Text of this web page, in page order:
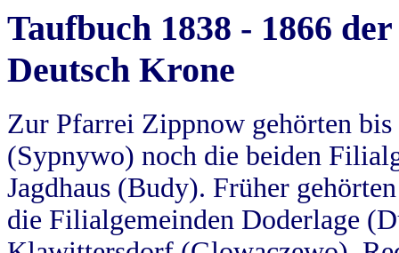
Taufbuch 1838 - 1866
Deutsch Krone
Zur Pfarrei Zippnow gehörten
(Sypnywo) noch die beiden
Jagdhaus (Budy). Früher
die Filialgemeinden Doderlage